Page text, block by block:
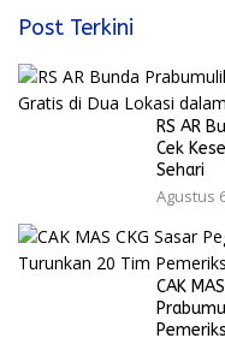
Post Terkini
RS AR
Cek
Sehari
Agustus
CAK